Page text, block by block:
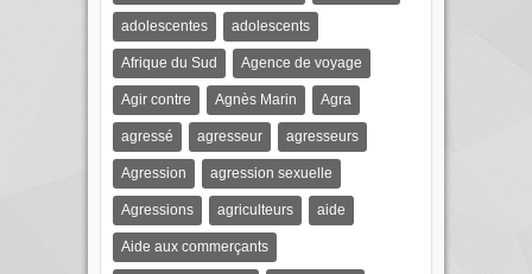
adolescentes adolescents
Afrique du Sud Agence de voyage
Agir contre Agnès Marin Agra
agressé agresseur agresseurs
Agression agression sexuelle
Agressions agriculteurs aide
Aide aux commerçants